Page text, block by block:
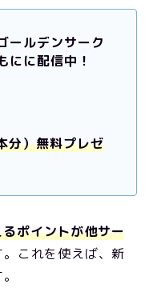
ールデンサーク
にに配信中！
分）無料プレゼ
ポイントが他サー
これを使えば、新